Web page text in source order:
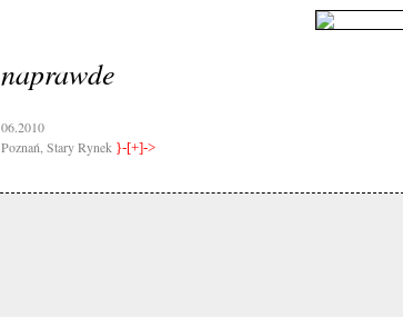
naprawde
06.2010
Poznań, Stary Rynek }-[+]->